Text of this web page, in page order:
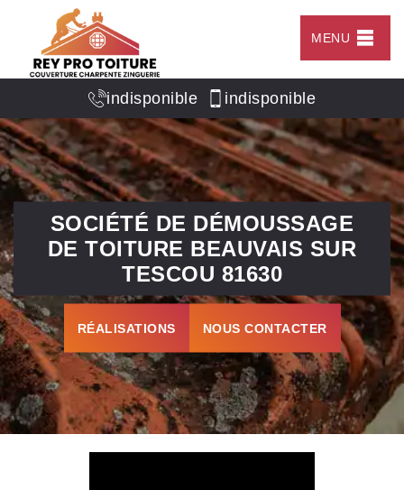
MENU
indisponible indisponible
SOCIÉTÉ DE DÉMOUSSAGE
DE TOITURE BEAUVAIS SUR
TESCOU 81630
RÉALISATIONS NOUS CONTACTER